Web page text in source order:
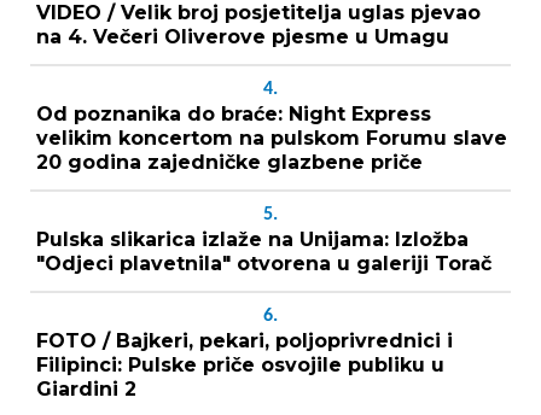
VIDEO / Velik broj posjetitelja uglas pjevao
na 4. Večeri Oliverove pjesme u Umagu
4.
Od poznanika do braće: Night Express
velikim koncertom na pulskom Forumu slave
20 godina zajedničke glazbene priče
5.
Pulska slikarica izlaže na Unijama: Izložba
"Odjeci plavetnila" otvorena u galeriji Torač
6.
FOTO / Bajkeri, pekari, poljoprivrednici i
Filipinci: Pulske priče osvojile publiku u
Giardini 2